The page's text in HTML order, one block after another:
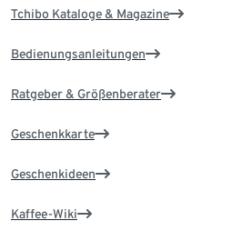
Tchibo Kataloge & Magazine
Bedienungsanleitungen
Ratgeber & Größenberater
Geschenkkarte
Geschenkideen
Kaffee-Wiki